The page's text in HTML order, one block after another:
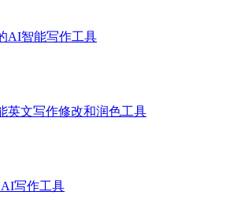
AI智能写作工具
英文写作修改和润色工具
写作工具